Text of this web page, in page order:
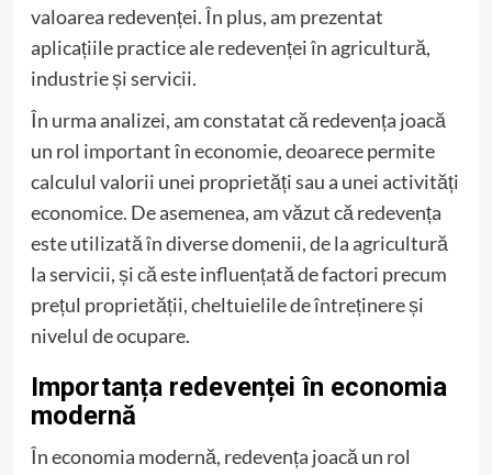
valoarea redevenței. În plus, am prezentat
aplicațiile practice ale redevenței în agricultură,
industrie și servicii.
În urma analizei, am constatat că redevența joacă
un rol important în economie, deoarece permite
calculul valorii unei proprietăți sau a unei activități
economice. De asemenea, am văzut că redevența
este utilizată în diverse domenii, de la agricultură
la servicii, și că este influențată de factori precum
prețul proprietății, cheltuielile de întreținere și
nivelul de ocupare.
Importanța redevenței în economia
modernă
În economia modernă, redevența joacă un rol